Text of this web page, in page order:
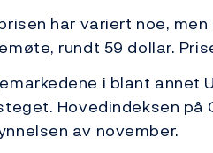
har variert noe,
rundt 59 dollar.
i blant annet
Hovedindeksen på
av november.